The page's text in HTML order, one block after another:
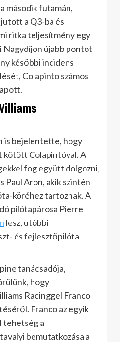
második futamán,
a Q3-ba és
ritka teljesítmény egy
Nagydíjon újabb pontot
későbbi incidens
Colapinto számos
is bejelentette, hogy
kötött Colapintóval. A
fog együtt dolgozni,
Paul Aron, akik szintén
köréhez tartoznak. A
pilótapárosa Pierre
lesz, utóbbi
és fejlesztőpilóta
tanácsadója,
hogy
Racinggel Franco
Franco az egyik
tehetség a
bemutatkozása a